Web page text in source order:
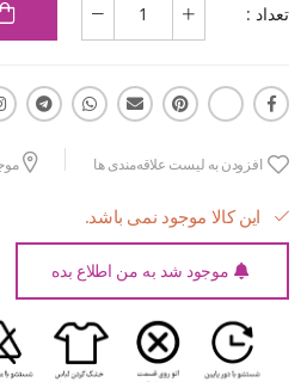
تعداد :
افزودن به لیست علاقه‌مندی ها
این کالا موجود نمی باشد.
موجود شد به من اطلاع بده